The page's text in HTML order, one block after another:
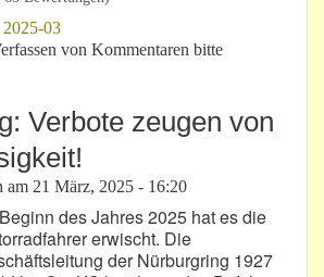
2025-03
F1 ohne Ralf, ist wie NLS ohne Olli!
von Kommentaren bitte
Verbote zeugen von
am 21 März, 2025 - 16:20
des Jahres 2025 hat es die
erwischt. Die
der Nürburgring 1927